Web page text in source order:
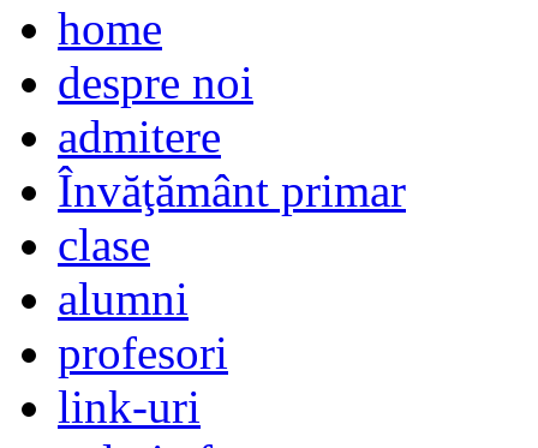
home
despre noi
admitere
Învăţământ primar
clase
alumni
profesori
link-uri